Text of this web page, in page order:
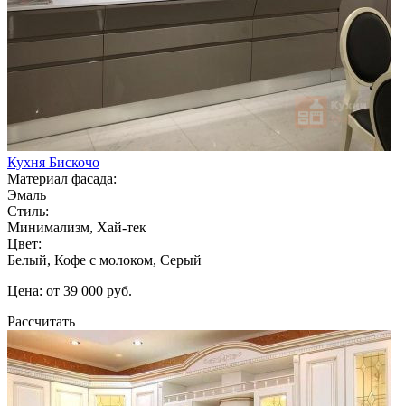
Кухня Бискочо
Материал фасада:
Эмаль
Стиль:
Минимализм, Хай-тек
Цвет:
Белый, Кофе с молоком, Серый
Цена: от 39 000 руб.
Рассчитать